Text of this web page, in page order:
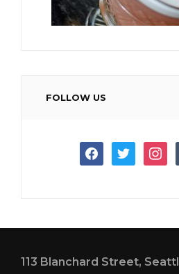
FOLLOW US
facebooktwitter
113 Blanchard Street,